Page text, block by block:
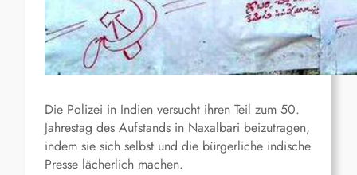
Die Polizei in Indien versucht ihren Teil zum 50.
Jahrestag des Aufstands in Naxalbari beizutragen,
indem sie sich selbst und die bürgerliche indische
Presse lächerlich machen.